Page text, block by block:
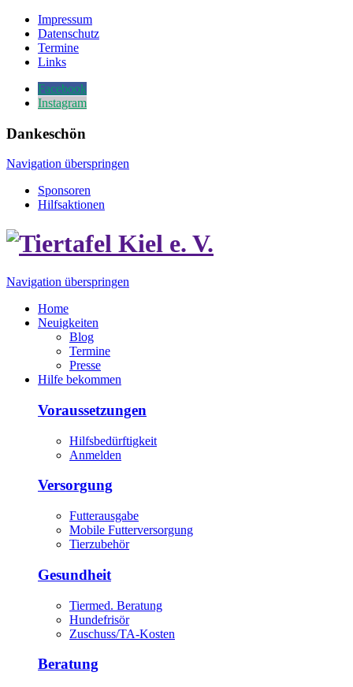
Impressum
Datenschutz
Termine
Links
Facebook
Instagram
Dankeschön
Navigation überspringen
Sponsoren
Hilfsaktionen
Navigation überspringen
Home
Neuigkeiten
Blog
Termine
Presse
Hilfe bekommen
Voraussetzungen
Hilfsbedürftigkeit
Anmelden
Versorgung
Futterausgabe
Mobile Futterversorgung
Tierzubehör
Gesundheit
Tiermed. Beratung
Hundefrisör
Zuschuss/TA-Kosten
Beratung